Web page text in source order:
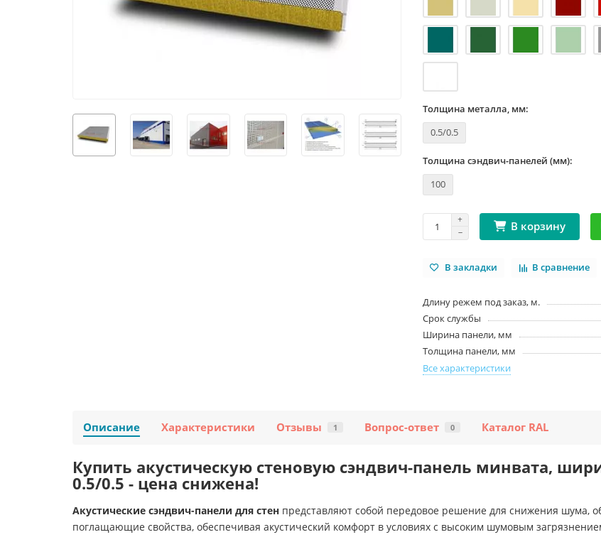
Толщина металла, мм:
0.5/0.5
Толщина сэндвич-панелей (мм):
100
В корзину
В закладки В сравнение
Длину режем под заказ, м.
Срок службы
Ширина панели, мм
Толщина панели, мм
Все характеристики
Описание Характеристики Отзывы 1 Вопрос-ответ 0 Каталог RAL
Купить акустическую стеновую сэндвич-панель минвата,
0.5/0.5 - цена снижена!
Акустические сэндвич-панели для стен представляют собой передовое решение для снижения шума,
поглащающие свойства, обеспечивая акустический комфорт в условиях с высоким шумовым